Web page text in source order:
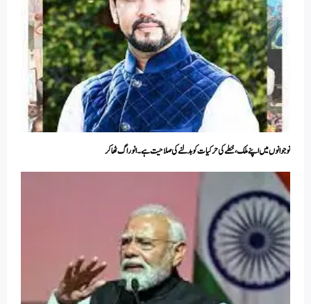
نوجوانوں میں اپنے ملک، خطے کی حرکیات کو بدلنے کی صلاحیت ہے۔ انوراگ ٹھاکر